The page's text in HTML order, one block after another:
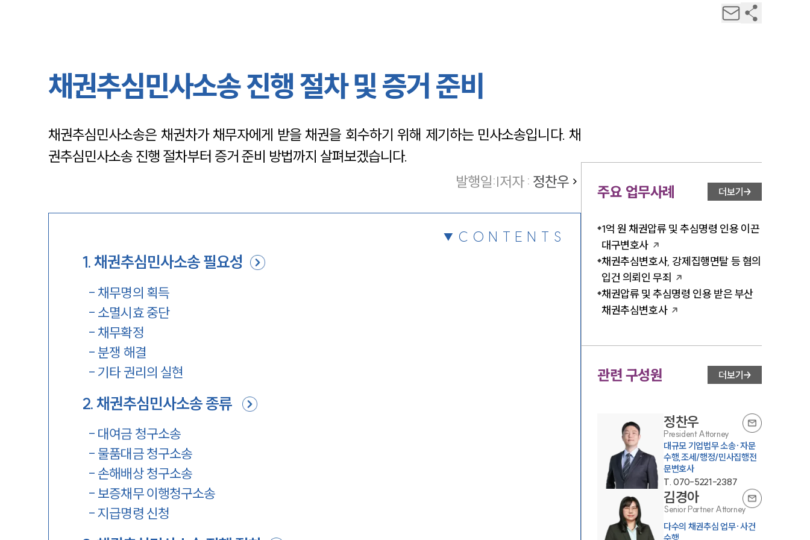
채권추심민사소송 진행 절차 및 증거 준비
채권추심민사소송은 채권차가 채무자에게 받을 채권을 회수하기 위해 제기하는 민사소송입니다. 채
권추심민사소송 진행 절차부터 증거 준비 방법까지 살펴보겠습니다.
발행일:|저자 : 정찬우
CONTENTS
1.채권추심민사소송 필요성
- 채무명의 획득
- 소멸시효 중단
- 채무확정
-분쟁 해결
- 기타 권리의 실현
2.채권추심민사소송 종류
- 대여금 청구소송
- 물품대금 청구소송
- 손해배상 청구소송
- 보증채무 이행청구소송
-지급명령 신청
주요 업무사례 더보기
1억 원 채권압류 및 추심명령 인용 이끈
대구변호사
채권추심변호사, 강제집행면탈 등 혐의
입건 의뢰인 무죄
채권압류 및 추심명령 인용 받은 부산
채권추심변호사
관련 구성원 더보기
정찬우
President Attorney
대규모 기업법무 소송·자문
수행,조세/행정/민사집행전
문변호사
T.070-5221-2387
김경아
Senior Partner Attorney
다수의 채권추심 업무·사건